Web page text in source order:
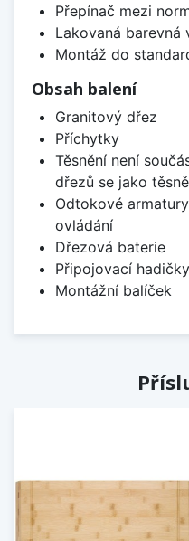
Přepínač mezi
Lakovaná barevná
Montáž do
Obsah balení
Granitový dřez
Příchytky
Těsnění není
dřezů se jako
Odtokové
ovládání
Dřezová baterie
Připojovací hadičky
Montážní balíček